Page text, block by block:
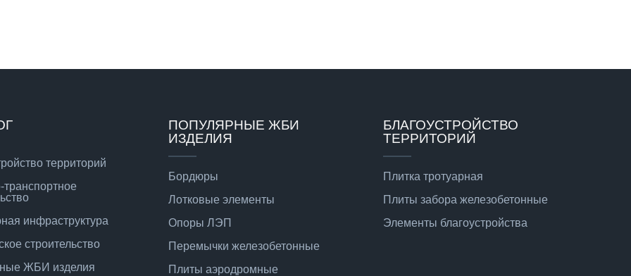
территорий
инфраструктура
строительство
ЖБИ изделия
ПОПУЛЯРНЫЕ ЖБИ
ИЗДЕЛИЯ
Бордюры
Лотковые элементы
Опоры ЛЭП
Перемычки железобетонные
Плиты аэродромные
БЛАГОУСТРОЙСТВО
ТЕРРИТОРИЙ
Плитка тротуарная
Плиты забора железобетонные
Элементы благоустройства